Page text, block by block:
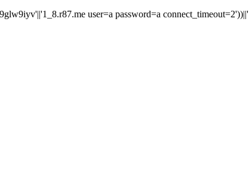
user=a password=a connect_timeout=2'))||'